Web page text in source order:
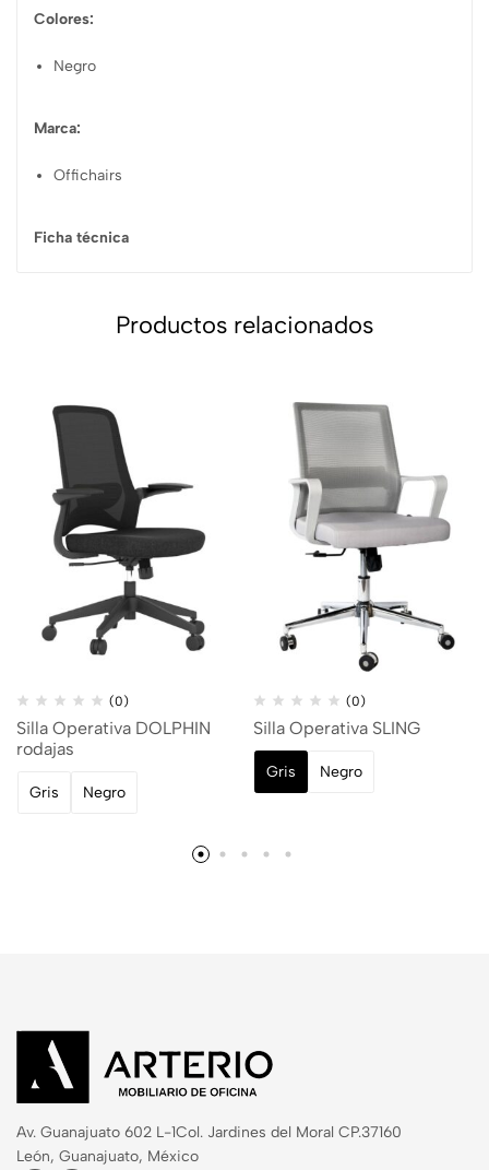
Colores:
Negro
Marca:
Offichairs
Ficha técnica
Productos relacionados
(0)
Silla Operativa DOLPHIN
rodajas
Gris Negro
(0)
Silla Operativa SLING
Gris Negro
Av. Guanajuato 602 L-1Col. Jardines del Moral CP.37160
León, Guanajuato, México